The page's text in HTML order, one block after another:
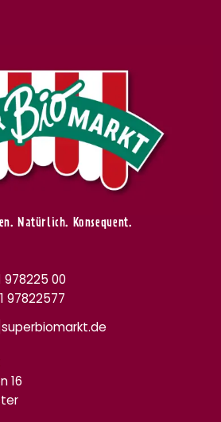
Natürlich. Konsequent.
978225 00
97822577
16